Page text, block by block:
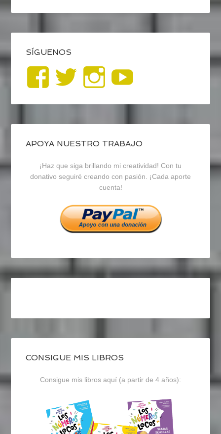
SÍGUENOS
Ver
perfil
de
blogrecursosep
en
Facebook
Ver
perfil
de
recursosep
en
Twitter
Ver
perfil
de
recursosep
en
Instagram
APOYA NUESTRO TRABAJO
¡Haz que siga brillando mi creatividad! Con tu
donativo seguiré creando con pasión. ¡Cada aporte
cuenta!
CONSIGUE MIS LIBROS
Consigue mis libros aquí (a partir de 4 años):